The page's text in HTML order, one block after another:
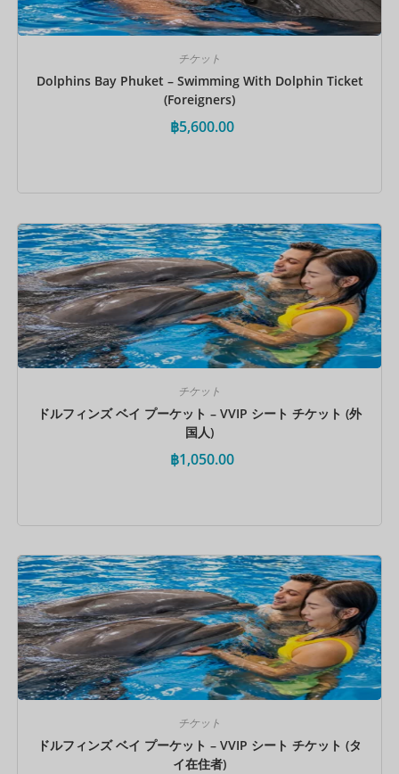
チケット
Dolphins Bay Phuket – Swimming With Dolphin Ticket
(Foreigners)
฿5,600.00
今すぐ予約
チケット
ドルフィンズ ベイ プーケット – VVIP シート チケット (外
国人)
฿1,050.00
今すぐ予約
チケット
ドルフィンズ ベイ プーケット – VVIP シート チケット (タ
イ在住者)